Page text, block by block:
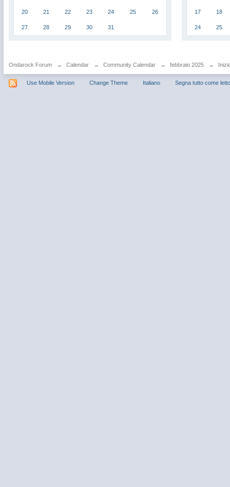
20 21 22 23 24 25 26
27 28 29 30 31
17 18
24 25
Ondarock Forum → Calendar → Community Calendar → febbraio 2025 →
Use Mobile Version Change Theme Italiano Segna tutto come letto